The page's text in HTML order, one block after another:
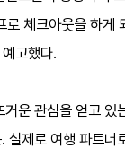
로 체크아웃을 하
고했다.
운 관심을 얻고
제로 여행 파트